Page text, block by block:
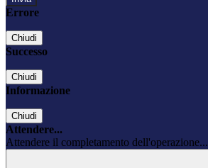
Errore
Chiudi
Successo
Chiudi
Informazione
Chiudi
Attendere...
Attendere il completamento dell'operazione...